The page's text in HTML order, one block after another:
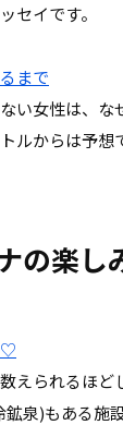
セイです。
まで
い女性は、な
ルからは予想
の楽し
♡
えられるほど
泉)もある施